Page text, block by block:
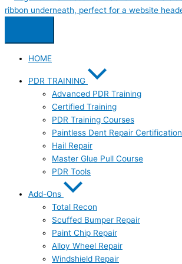
HOME
PDR TRAINING
Advanced PDR Training
Certified Training
PDR Training Courses
Paintless Dent Repair Certification
Hail Repair
Master Glue Pull Course
PDR Tools
Add-Ons
Total Recon
Scuffed Bumper Repair
Paint Chip Repair
Alloy Wheel Repair
Windshield Repair